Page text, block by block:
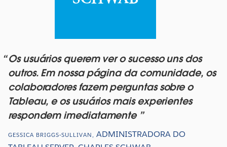
Os usuários querem ver o sucesso uns dos
outros. Em nossa página da comunidade, os
colaboradores fazem perguntas sobre o
Tableau, e os usuários mais experientes
respondem imediatamente
GESSICA BRIGGS-SULLIVAN , ADMINISTRADORA DO